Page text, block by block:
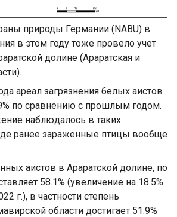
природы Германии (NABU) в
в этом году тоже провело учет
долине (Араратская и
ареал загрязнения белых аистов
по сравнению с прошлым годом.
наблюдалось в таких
ранее зараженные птицы вообще
аистов в Араратской долине, по
58.1% (увеличение на 18.5%
г.), в частности степень
области достигает 51.9%